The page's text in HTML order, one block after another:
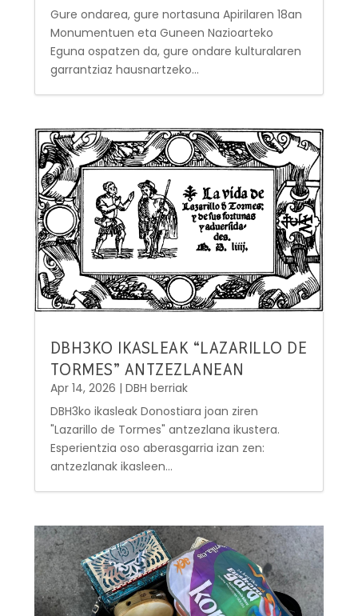
Gure ondarea, gure nortasuna Apirilaren 18an
Monumentuen eta Guneen Nazioarteko
Eguna ospatzen da, gure ondare kulturalaren
garrantziaz hausnartzeko...
DBH3KO IKASLEAK “LAZARILLO DE
TORMES” ANTZEZLANEAN
Apr 14, 2026 | DBH berriak
DBH3ko ikasleak Donostiara joan ziren
"Lazarillo de Tormes" antzezlana ikustera.
Esperientzia oso aberasgarria izan zen:
antzezlanak ikasleen...